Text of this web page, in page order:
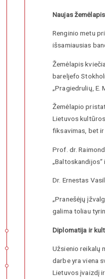
Naujas
Renginio metu
išsamiausias
Žemėlapis
bareljefo
„Pragiedrulių, E.
Žemėlapio
Lietuvos
fiksavimas, bet
Prof. dr.
Dr. Ernestas
„Pranešėjų
galima toliau
Diplomatija ir
Užsienio reikalų
darbe yra viena
Lietuvos įvaizdį